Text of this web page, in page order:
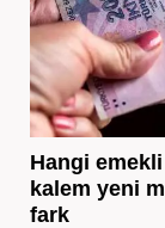
Hangi
kalem yeni
fark